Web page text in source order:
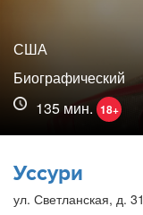
США
Биографический
135 мин. 18+
Уссури
ул. Светланская, д. 31